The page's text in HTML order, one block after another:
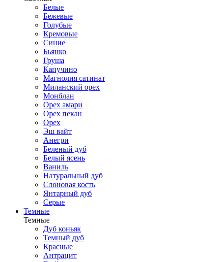
Белые
Бежевые
Голубые
Кремовые
Синие
Бьянко
Груша
Капучино
Магнолия сатинат
Миланский орех
Монблан
Орех амари
Орех пекан
Орех
Эш вайт
Анегри
Беленый дуб
Белый ясень
Ваниль
Натуральный дуб
Слоновая кость
Янтарный дуб
Серые
Темные
Темные
Дуб коньяк
Темный дуб
Красные
Антрацит